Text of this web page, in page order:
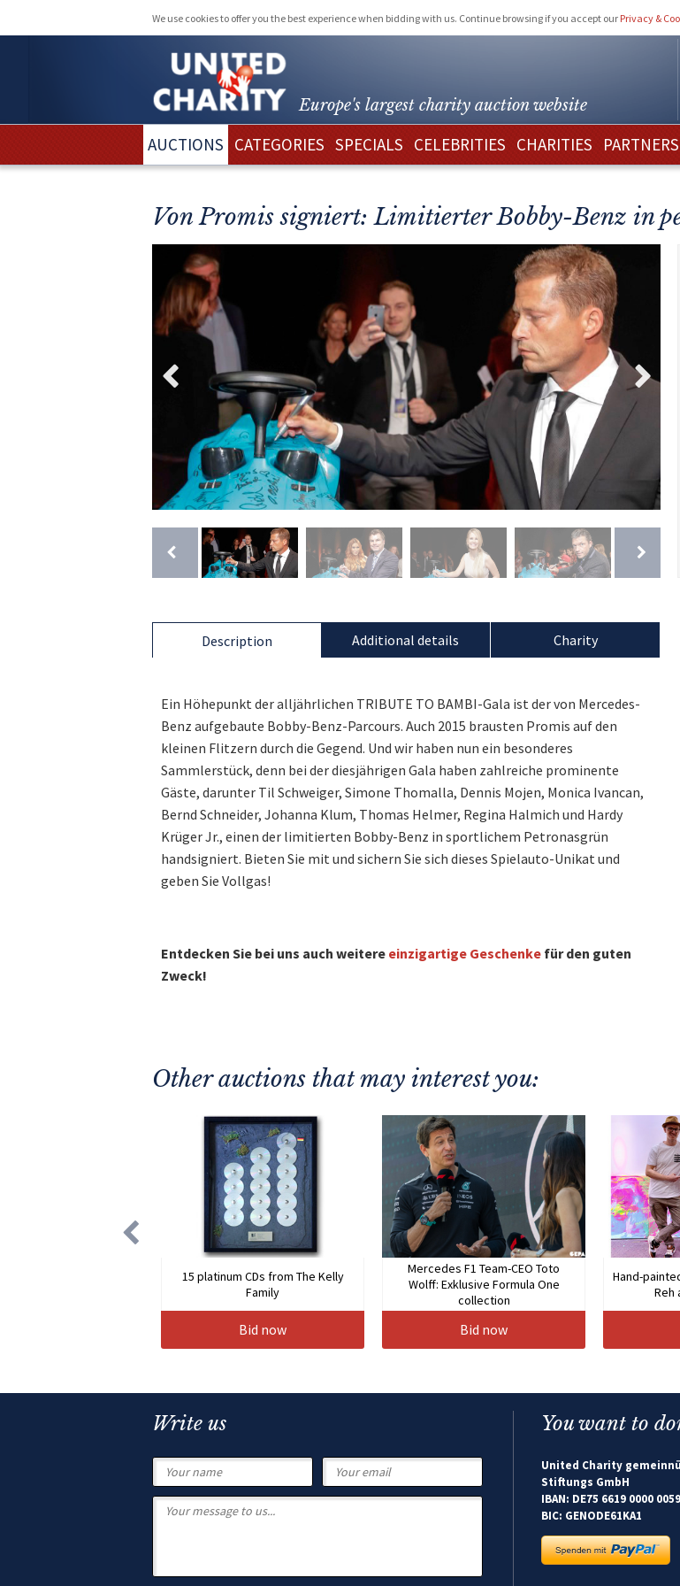
We use cookies to offer you the best experience when bidding with us. Continue browsing if you accept our Privacy &
Europe's largest charity auction website
AUCTIONS CATEGORIES SPECIALS CELEBRITIES CHARITIES PARTNERS
Von Promis signiert: Limitierter Bobby-Benz in
Description
Ein Höhepunkt der alljährlichen TRIBUTE TO BAMBI-Gala ist der von Mercedes-
Benz aufgebaute Bobby-Benz-Parcours. Auch 2015 brausten Promis auf den
kleinen Flitzern durch die Gegend. Und wir haben nun ein besonderes
Sammlerstück, denn bei der diesjährigen Gala haben zahlreiche prominente
Gäste, darunter Til Schweiger, Simone Thomalla, Dennis Mojen, Monica Ivancan,
Bernd Schneider, Johanna Klum, Thomas Helmer, Regina Halmich und Hardy
Krüger Jr., einen der limitierten Bobby-Benz in sportlichem Petronasgrün
handsigniert. Bieten Sie mit und sichern Sie sich dieses Spielauto-Unikat und
geben Sie Vollgas!
Entdecken Sie bei uns auch weitere einzigartige Geschenke für den guten
Zweck!
Additional details Charity
Other auctions that may interest you:
15 platinum CDs from The Kelly
Family
Bid now
Mercedes F1 Team-CEO Toto
Wolff: Exklusive Formula One
collection
Bid now
Hand-
Reh
Write us You want to
United Charity
Stiftungs GmbH
IBAN: DE75 6619 0000
BIC: GENODE61KA1